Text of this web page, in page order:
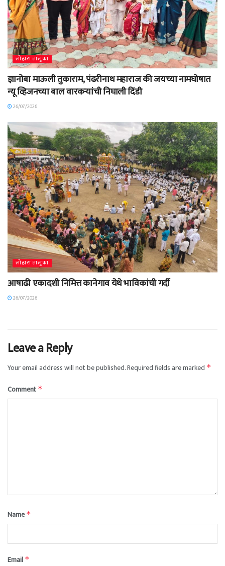
लोहारा तालुका
ज्ञानोबा माऊली तुकाराम, पंढरीनाथ महाराज की जयच्या नामघोषात
न्यू व्हिजनच्या बाल वारकऱ्यांची निघाली दिंडी
26/07/2026
लोहारा तालुका
आषाढी एकादशी निमित्त कानेगाव येथे भाविकांची गर्दी
26/07/2026
Leave a Reply
Your email address will not be published.Required fields are marked *
Comment *
Name*
Email *